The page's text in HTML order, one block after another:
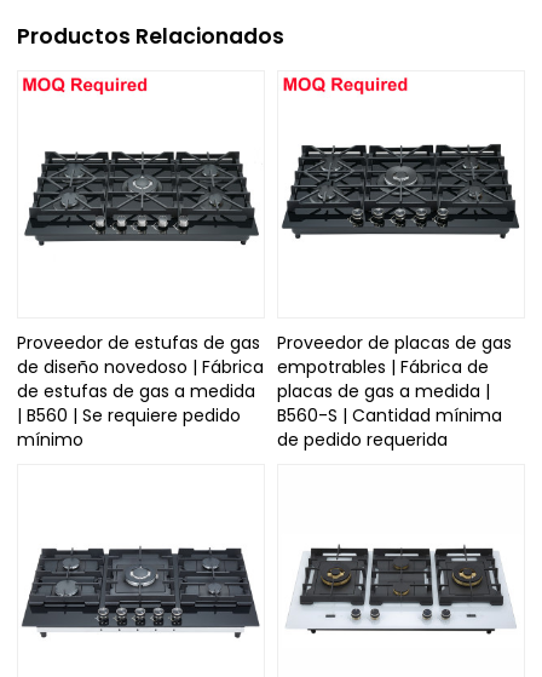
Productos Relacionados
Proveedor de estufas de gas
de diseño novedoso | Fábrica
de estufas de gas a medida
| B560 | Se requiere pedido
mínimo
Proveedor de placas de gas
empotrables | Fábrica de
placas de gas a medida |
B560-S | Cantidad mínima
de pedido requerida